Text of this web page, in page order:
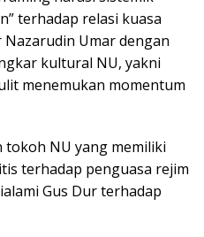
terhadap relasi kuasa
Umar dengan
kultural NU, yakni
menemukan momentum
tokoh NU yang memiliki
terhadap penguasa rejim
Gus Dur terhadap